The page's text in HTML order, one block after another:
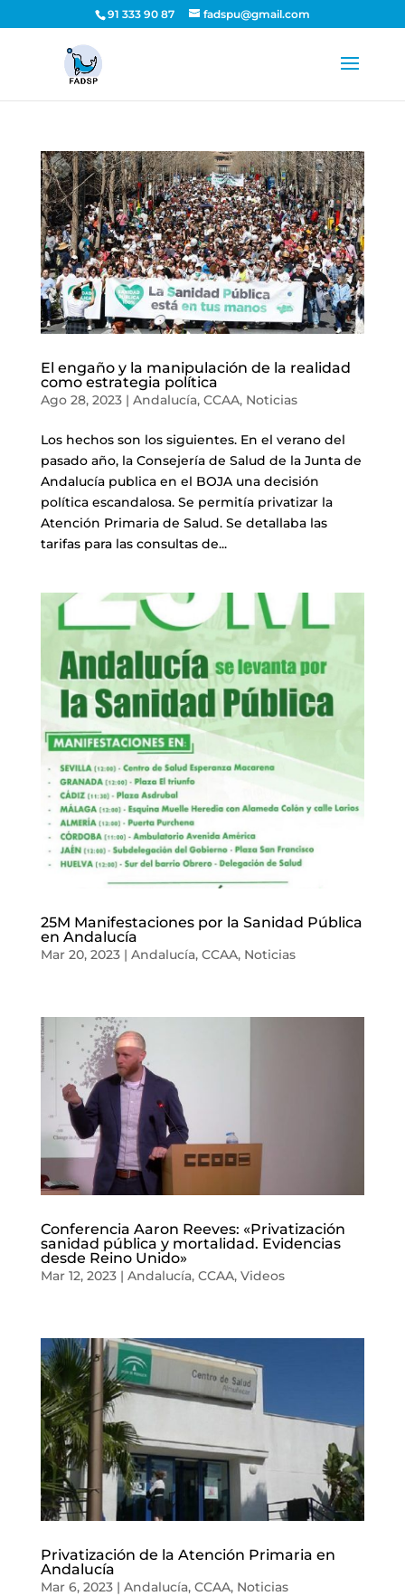
91 333 90 87 fadspu@gmail.com
El engaño y la manipulación de la realidad
como estrategia política
Ago 28, 2023| Andalucía, CCAA, Noticias
Los hechos son los siguientes. En el verano del
pasado año, la Consejería de Salud de la Junta de
Andalucía publica en el BOJA una decisión
política escandalosa. Se permitía privatizar la
Atención Primaria de Salud. Se detallaba las
tarifas para las consultas de...
25M Manifestaciones por la Sanidad Pública
en Andalucía
Mar 20, 2023| Andalucía, CCAA, Noticias
Conferencia Aaron Reeves: «Privatización
sanidad pública y mortalidad. Evidencias
desde Reino Unido»
Mar 12, 2023| Andalucía, CCAA, Videos
Privatización de la Atención Primaria en
Andalucía
Mar 6, 2023| Andalucía, CCAA, Noticias